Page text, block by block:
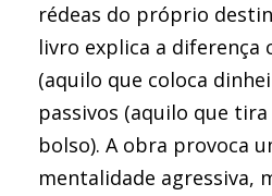
rédeas do próprio
livro explica a diferença
(aquilo que coloca
passivos (aquilo que
bolso). A obra provoca
mentalidade agressiva,